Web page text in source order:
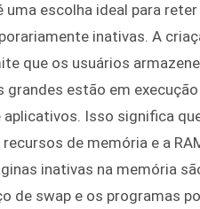
uma escolha ideal para reter
inativas. A
que os usuários
estão em execução
Isso significa
de memória e a
inativas na memória
de swap e os programas